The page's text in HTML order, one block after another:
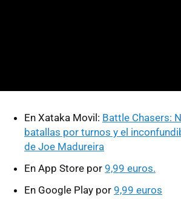
En Xataka Movil: Battle Chasers:
batallas por turnos y el
de Joe Madureira
En App Store por 9,99 euros.
En Google Play por 9,99 euros